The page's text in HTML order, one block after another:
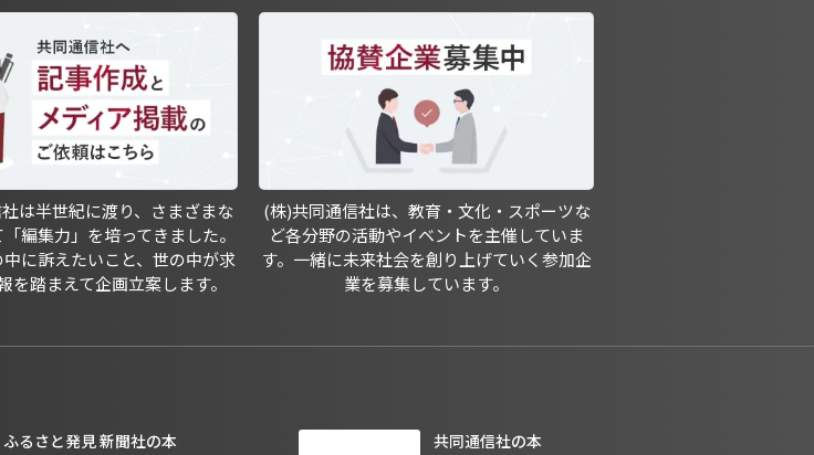
は半世紀に渡り、さまざまな
編集力」を培ってきました。
に訴えたいこと、世の中が求
を踏まえて企画立案します。
(株)共同通信社は、教育・文化・スポーツな
ど各分野の活動やイベントを主催していま
す。一緒に未来社会を創り上げていく参加企
業を募集しています。
ふるさと発見 新聞社の本 共同通信社の本